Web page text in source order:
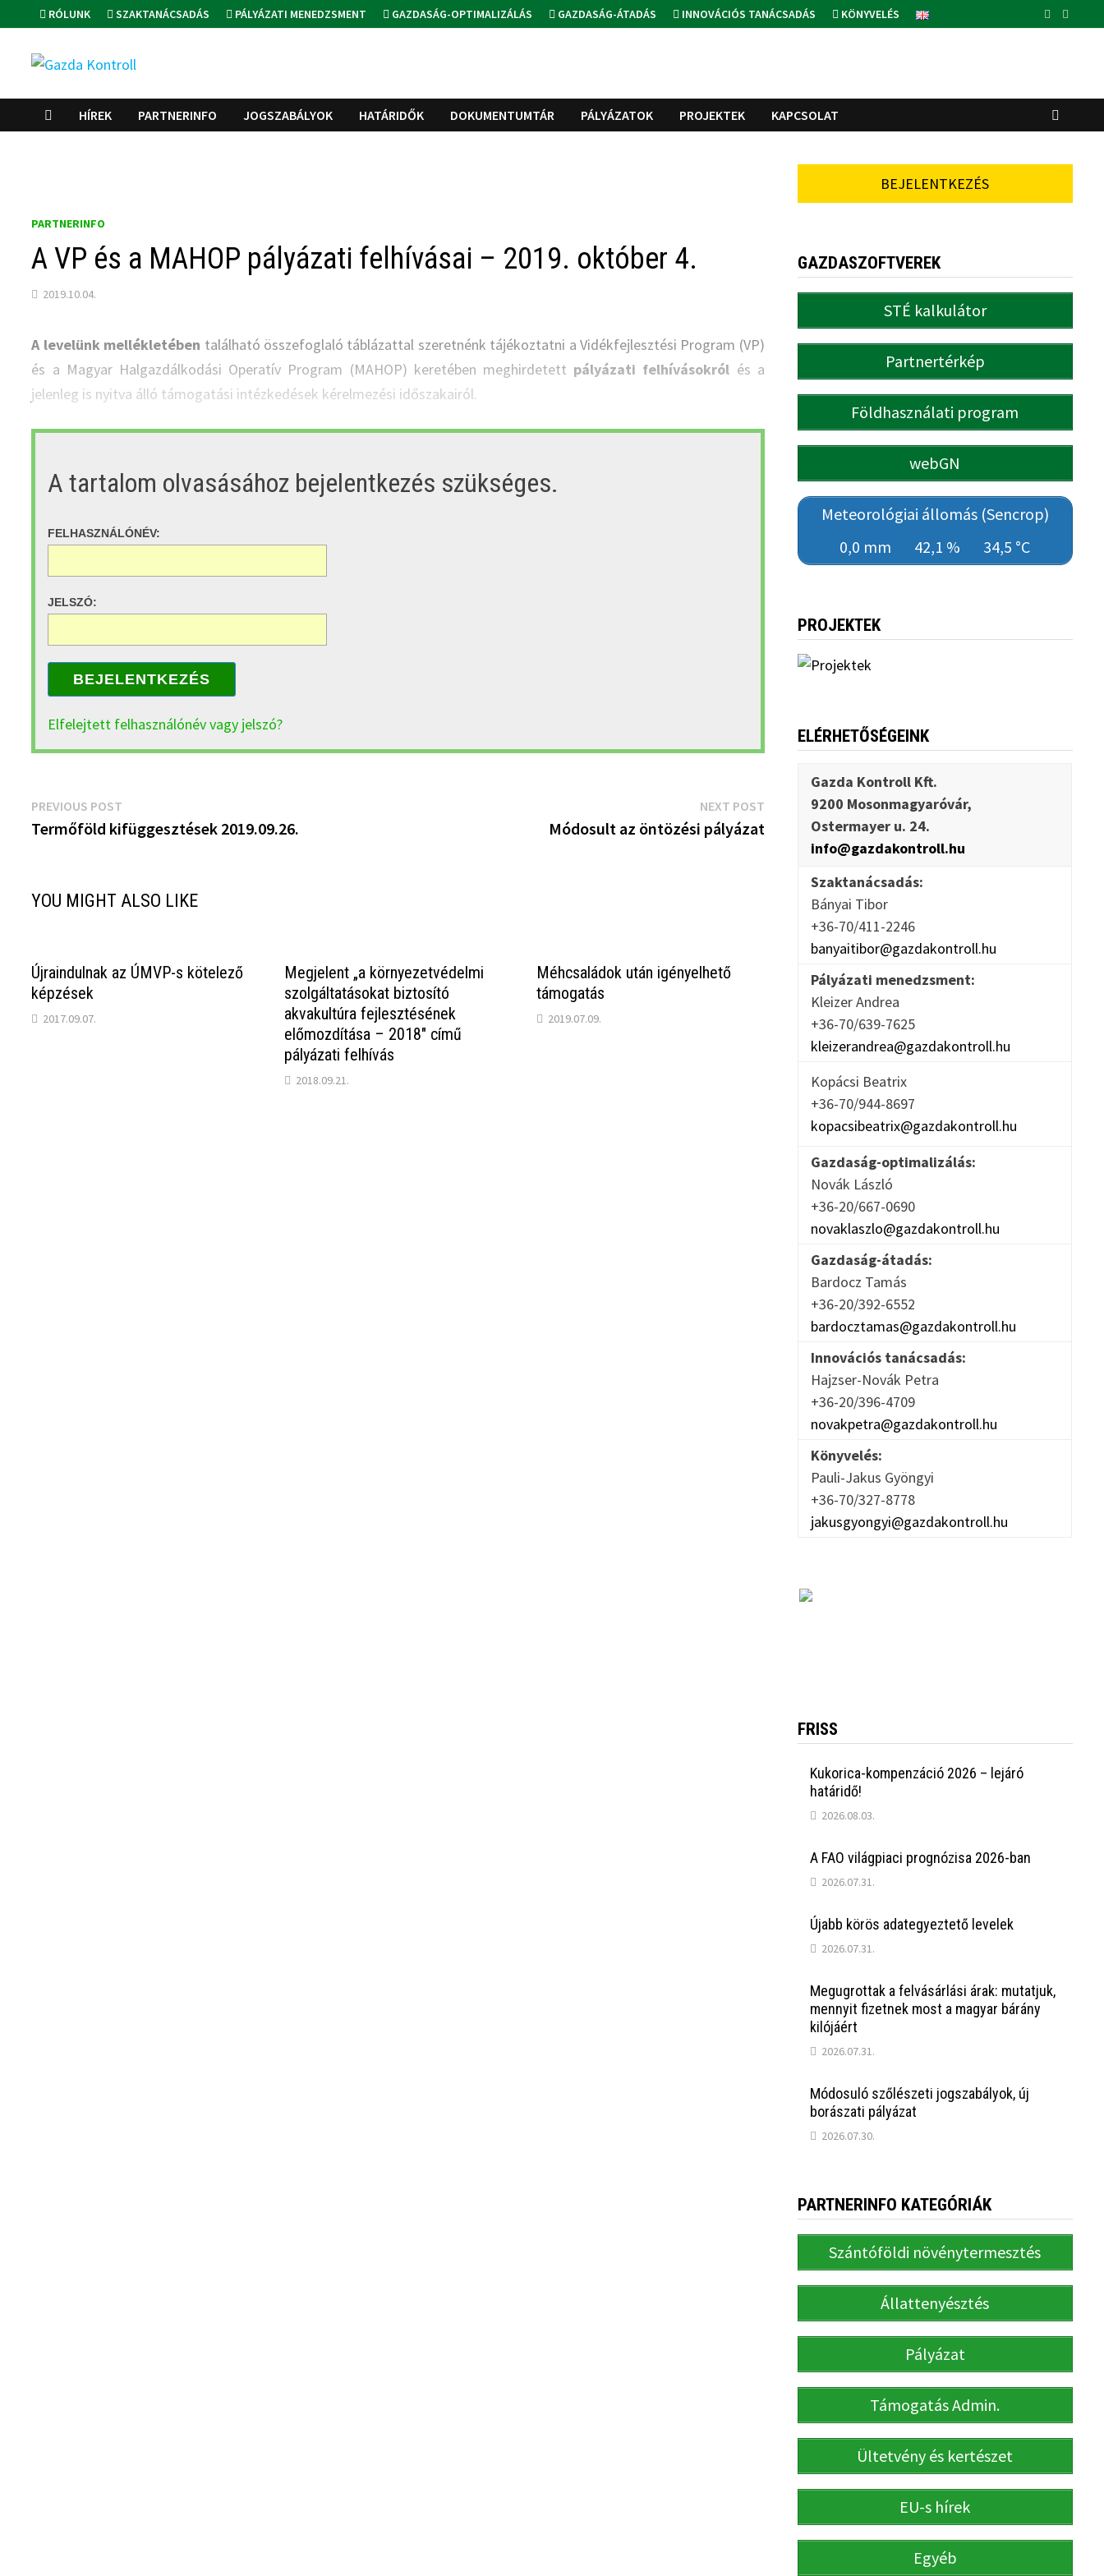
to
content
RÓLUNK SZAKTANÁCSADÁS PÁLYÁZATI MENEDZSMENT GAZDASÁG-OPTIMALIZÁLÁS GAZDASÁG-ÁTADÁS INNOVÁCIÓS TANÁCSADÁS KÖNYVELÉS
HÍREK PARTNERINFO JOGSZABÁLYOK HATÁRIDŐK DOKUMENTUMTÁR PÁLYÁZATOK PROJEKTEK KAPCSOLAT
PARTNERINFO
A VP és a MAHOP pályázati felhívásai – 2019. október 4.
2019.10.04.
A levelünk mellékletében található összefoglaló táblázattal szeretnénk tájékoztatni a Vidékfejlesztési Program (VP)
és a Magyar Halgazdálkodási Operatív Program (MAHOP) keretében meghirdetett pályázati felhívásokról és a
jelenleg is nyitva álló támogatási intézkedések kérelmezési időszakairól.
A tartalom olvasásához bejelentkezés szükséges.
FELHASZNÁLÓNÉV:
JELSZÓ:
BEJELENTKEZÉS
Elfelejtett felhasználónév vagy jelszó?
Bejegyzés
navigáció
PREVIOUS POST
post:
Termőföld kifüggesztések 2019.09.26.
NEXT POSTNext
post:
Módosult az öntözési pályázat
YOU MIGHT ALSO LIKE
Újraindulnak az ÚMVP-s kötelező
képzések
2017.09.07.
Megjelent „a környezetvédelmi
szolgáltatásokat biztosító
akvakultúra fejlesztésének
előmozdítása – 2018″ című
pályázati felhívás
2018.09.21.
Méhcsaládok után igényelhető
támogatás
2019.07.09.
BEJELENTKEZÉS
GAZDASZOFTVEREK
STÉ kalkulátor
Partnertérkép
Földhasználati program
webGN
Meteorológiai állomás (Sencrop)
0,0 mm
42,1 % 34,5 °C
PROJEKTEK
ELÉRHETŐSÉGEINK
Gazda Kontroll Kft.
9200 Mosonmagyaróvár,
Ostermayer u. 24.
info@gazdakontroll.hu
Szaktanácsadás:
Bányai Tibor
+36-70/411-2246
banyaitibor@gazdakontroll.hu
Pályázati menedzsment:
Kleizer Andrea
+36-70/639-7625
kleizerandrea@gazdakontroll.hu
Kopácsi Beatrix
+36-70/944-8697
kopacsibeatrix@gazdakontroll.hu
Gazdaság-optimalizálás:
Novák László
+36-20/667-0690
novaklaszlo@gazdakontroll.hu
Gazdaság-átadás:
Bardocz Tamás
+36-20/392-6552
bardocztamas@gazdakontroll.hu
Innovációs tanácsadás:
Hajzser-Novák Petra
+36-20/396-4709
novakpetra@gazdakontroll.hu
Könyvelés:
Pauli-Jakus Gyöngyi
+36-70/327-8778
jakusgyongyi@gazdakontroll.hu
FRISS
Kukorica-kompenzáció 2026 – lejáró
határidő!
2026.08.03.
A FAO világpiaci prognózisa 2026-ban
2026.07.31.
Újabb körös adategyeztető levelek
2026.07.31.
Megugrottak a felvásárlási árak: mutatjuk,
mennyit fizetnek most a magyar bárány
kilójáért
2026.07.31.
Módosuló szőlészeti jogszabályok, új
borászati pályázat
2026.07.30.
PARTNERINFO KATEGÓRIÁK
Szántóföldi növénytermesztés
Állattenyésztés
Pályázat
Támogatás Admin.
Ültetvény és kertészet
EU-s hírek
Egyéb